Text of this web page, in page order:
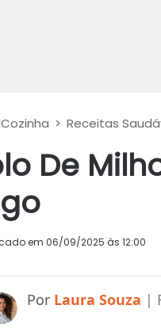
> Receitas
De
em 06/09/2025 às 12:00
Laura Souza